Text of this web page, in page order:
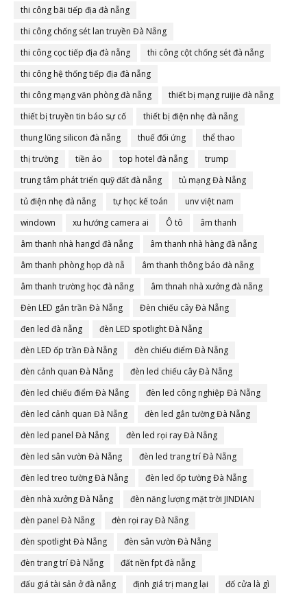
thi công bãi tiếp địa đà nẵng
thi công chống sét lan truyền Đà Nẵng
thi công cọc tiếp địa đà nẵng
thi công cột chống sét đà nẵng
thi công hệ thống tiếp địa đà nẵng
thi công mạng văn phòng đà nẵng
thiết bị mạng ruijie đà nẵng
thiết bị truyền tin báo sự cố
thiết bị điện nhẹ đà nẵng
thung lũng silicon đà nẵng
thuế đối ứng
thể thao
thị trường
tiền ảo top hotel đà nẵng
trump
trung tâm phát triển quỹ đất đà nẵng
tủ mạng Đà Nẵng
tủ điện nhẹ đà nẵng
tự học kế toán
unv việt nam
windown
xu hướng camera ai Ô tô
âm thanh
âm thanh nhà hangd đà nẵng
âm thanh nhà hàng đà nẵng
âm thanh phòng họp đà nẵ
âm thanh thông báo đà nẵng
âm thanh trường học đà nẵng
âm thnah nhà xưởng đà nẵng
Đèn LED gắn trần Đà Nẵng
Đèn chiếu cây Đà Nẵng
đen led đà nẵng
đèn LED spotlight Đà Nẵng
đèn LED ốp trần Đà Nẵng
đèn chiếu điểm Đà Nẵng
đèn cảnh quan Đà Nẵng
đèn led chiếu cây Đà Nẵng
đèn led chiếu điểm Đà Nẵng
đèn led công nghiệp Đà Nẵng
đèn led cảnh quan Đà Nẵng
đèn led gắn tường Đà Nẵng
đèn led panel Đà Nẵng
đèn led rọi ray Đà Nẵng
đèn led sân vườn Đà Nẵng
đèn led trang trí Đà Nẵng
đèn led treo tường Đà Nẵng
đèn led ốp tường Đà Nẵng
đèn nhà xưởng Đà Nẵng
đèn năng lượng mặt trời JINDIAN
đèn panel Đà Nẵng
đèn rọi ray Đà Nẵng
đèn spotlight Đà Nẵng
đèn sân vườn Đà Nẵng
đèn trang trí Đà Nẵng
đất nền fpt đà nẵng
đấu giá tài sản ở đà nẵng
định giá trị mang lại
đố cửa là gì